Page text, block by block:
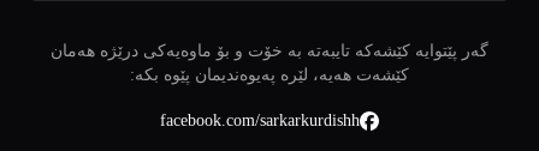
گەر پێتوایە کێشەکە تایبەتە بە خۆت و بۆ ماوەیەکی درێژە هەمان
کێشەت هەیە، لێرە پەیوەندیمان پێوە بکە:
facebook.com/sarkarkurdishh